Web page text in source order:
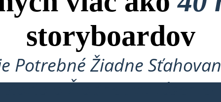
storyboardov
Potrebné Žiadne
Karta a Žiadne Prihlásenie!